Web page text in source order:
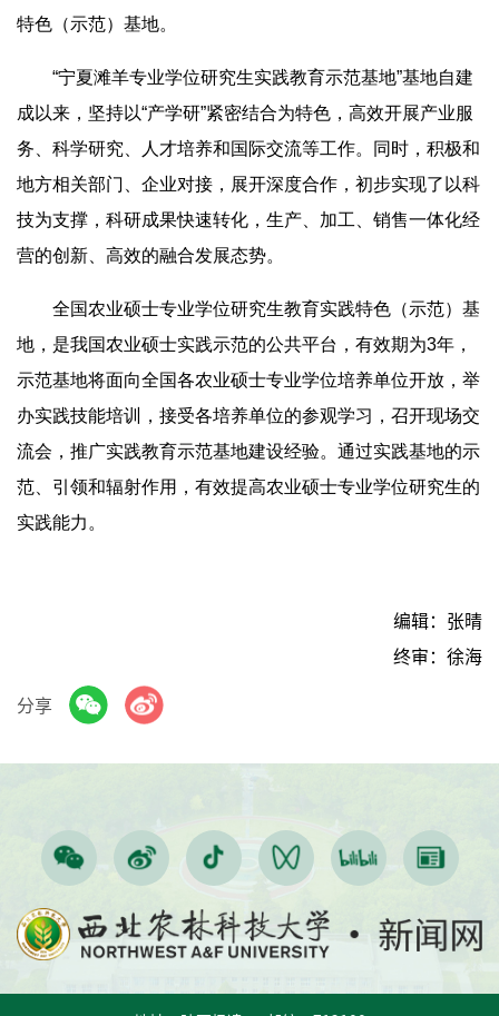
特色（示范）基地。
“宁夏滩羊专业学位研究生实践教育示范基地”基地自建
成以来，坚持以“产学研”紧密结合为特色，高效开展产业服
务、科学研究、人才培养和国际交流等工作。同时，积极和
地方相关部门、企业对接，展开深度合作，初步实现了以科
技为支撑，科研成果快速转化，生产、加工、销售一体化经
营的创新、高效的融合发展态势。
全国农业硕士专业学位研究生教育实践特色（示范）基
地，是我国农业硕士实践示范的公共平台，有效期为3年，
示范基地将面向全国各农业硕士专业学位培养单位开放，举
办实践技能培训，接受各培养单位的参观学习，召开现场交
流会，推广实践教育示范基地建设经验。通过实践基地的示
范、引领和辐射作用，有效提高农业硕士专业学位研究生的
实践能力。
编辑：张晴
终审：徐海
分享